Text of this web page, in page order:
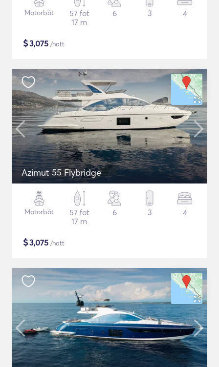
Motorbåt
57 fot
17 m
6 3 4
$3,075 /natt
Azimut 55 Flybridge
Motorbåt
57 fot
17 m
6 3 4
$3,075 /natt